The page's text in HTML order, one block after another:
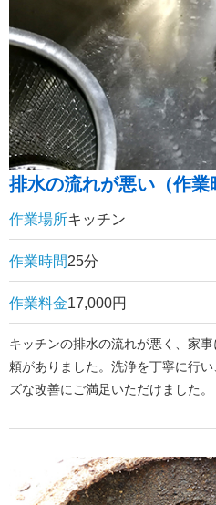
排水の流れが悪い（作業
作業場所キッチン
作業時間25分
作業料金17,000円
キッチンの排水の流れが悪く、家
頼がありました。洗浄を丁寧に行
ズな改善にご満足いただけました。